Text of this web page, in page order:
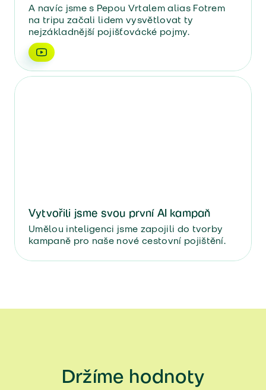
A navíc jsme s Pepou Vrtalem alias Fotrem
na tripu začali lidem vysvětlovat ty
nejzákladnější pojišťovácké pojmy.
Vytvořili jsme svou první AI kampaň
Umělou inteligenci jsme zapojili do tvorby
kampaně pro naše nové cestovní pojištění.
Držíme hodnoty